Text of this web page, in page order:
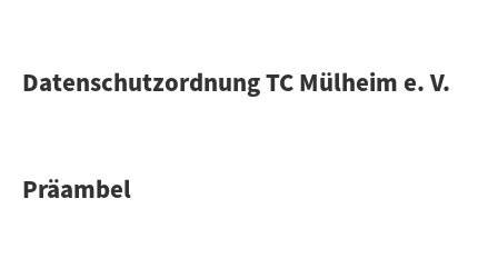
Datenschutzordnung TC Mülheim e. V.
Präambel